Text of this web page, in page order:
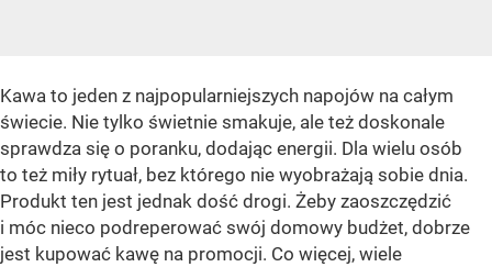
Kawa to jeden z najpopularniejszych napojów na całym
świecie. Nie tylko świetnie smakuje, ale też doskonale
sprawdza się o poranku, dodając energii. Dla wielu osób
to też miły rytuał, bez którego nie wyobrażają sobie dnia.
Produkt ten jest jednak dość drogi. Żeby zaoszczędzić
i móc nieco podreperować swój domowy budżet, dobrze
jest kupować kawę na promocji. Co więcej, wiele